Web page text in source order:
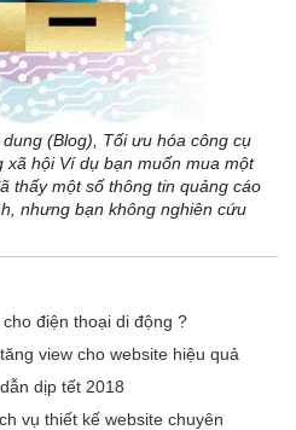
(Blog), Tối ưu hóa công cụ
hội Ví dụ bạn muốn mua một
thấy một số thông tin quảng cáo
nhưng bạn không nghiên cứu
điện thoại di động ?
view cho website hiệu quả
dịp tết 2018
vụ thiết kế website chuyên